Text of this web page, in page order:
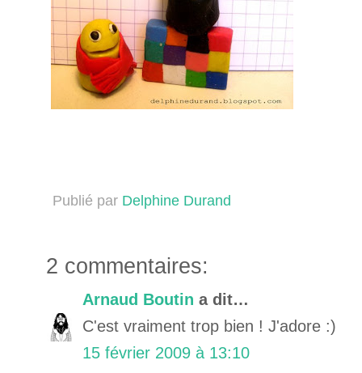
Publié par Delphine Durand
2 commentaires:
Arnaud Boutin a dit…
C'est vraiment trop bien ! J'adore :)
15 février 2009 à 13:10